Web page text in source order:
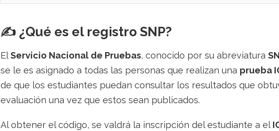
✍️ ¿Qué es el registro SNP?
ElServicio Nacional de Pruebas, conocido por su abreviatura
se le es asignado a todas las personas que realizan una prueba
de que los estudiantes puedan consultar los resultados que
evaluación una vez que estos sean publicados.
Al obtener el código, se valdrá la inscripción del estudiante a el